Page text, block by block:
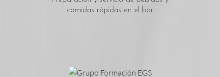
comidas rápidas en el bar